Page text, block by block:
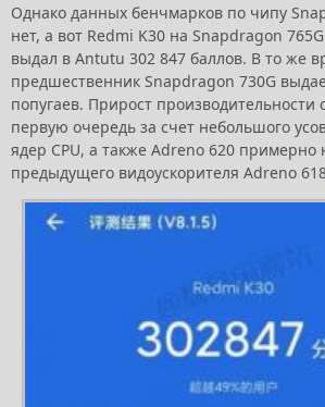
Однако данных бенчмарков по чипу
нет, а вот Redmi K30 на Snapdragon
выдал в Antutu 302 847 баллов. В то же
предшественник Snapdragon 730G
попугаев. Прирост производительности
первую очередь за счет небольшого
ядер CPU, а также Adreno 620
предыдущего видоускорителя Adreno